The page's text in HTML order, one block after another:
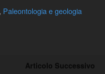
, Paleontologia e geologia
Articolo Successivo